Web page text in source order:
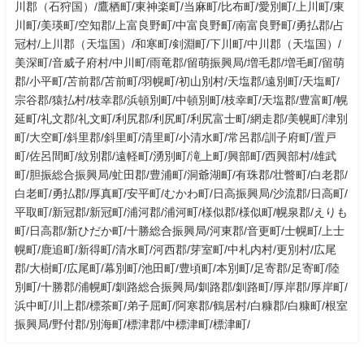
川郡（石狩国）/鷹栖町/東神楽町/当麻町/比布町/愛別町/上川町/東
川町/美瑛町/空知郡/上富良野町/中富良野町/南富良野町/勇払郡/占
冠村/上川郡（天塩国）/和寒町/剣淵町/下川町/中川郡（天塩国）/
美深町/音威子府村/中川町/雨竜郡/留萌振興局/増毛郡/増毛町/留萌
郡/小平町/苫前郡/苫前町/羽幌町/初山別村/天塩郡/遠別町/天塩町/
宗谷郡/猿払村/枝幸郡/浜頓別町/中頓別町/枝幸町/天塩郡/豊富町/幌
延町/礼文郡/礼文町/利尻郡/利尻町/利尻富士町/網走郡/美幌町/津別
町/大空町/斜里郡/斜里町/清里町/小清水町/常呂郡/訓子府町/置戸
町/佐呂間町/紋別郡/遠軽町/湧別町/滝上町/興部町/西興部村/雄武
町/胆振総合振興局/虻田郡/豊浦町/洞爺湖町/有珠郡/壮瞥町/白老郡/
白老町/勇払郡/厚真町/安平町/むかわ町/日高振興局/沙流郡/日高町/
平取町/新冠郡/新冠町/浦河郡/浦河町/様似郡/様似町/幌泉郡/えりも
町/日高郡/新ひだか町/十勝総合振興局/河東郡/音更町/士幌町/上士
幌町/鹿追町/新得町/清水町/河西郡/芽室町/中札内村/更別村/広尾
郡/大樹町/広尾町/幕別町/池田町/豊頃町/本別町/足寄郡/足寄町/陸
別町/十勝郡/浦幌町/釧路総合振興局/釧路郡/釧路町/厚岸郡/厚岸町/
浜中町/川上郡/標茶町/弟子屈町/阿寒郡/鶴居村/白糠郡/白糠町/根室
振興局/野付郡/別海町/標津郡/中標津町/標津町/